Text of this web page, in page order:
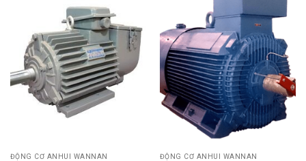
ĐỘNG CƠ ANHUI WANNAN ĐỘNG CƠ ANHUI WANNAN